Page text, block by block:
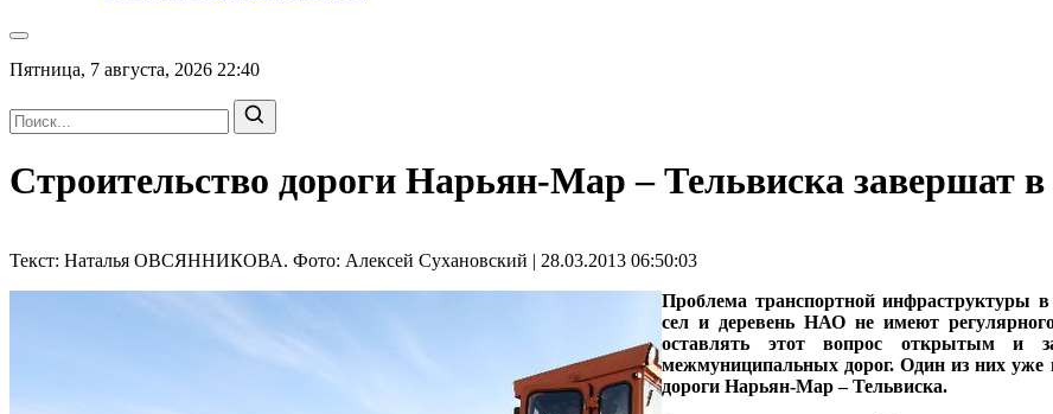
Пятница, 7 августа, 2026 22:40
Строительство дороги Нарьян-Мар – Тельвиска завершат в
Текст: Наталья ОВСЯННИКОВА. Фото: Алексей Сухановский | 28.03.2013 06:50:03
Проблема транспортной инфраструктуры
сел и деревень НАО не имеют
оставлять этот вопрос открытым и
межмуниципальных дорог. Один из них уже
дороги Нарьян-Мар – Тельвиска.